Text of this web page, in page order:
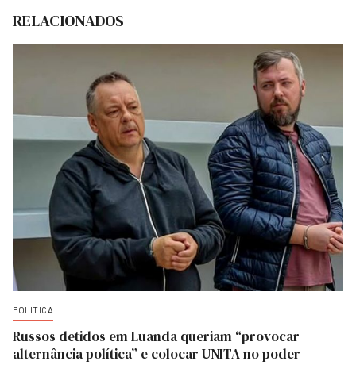
RELACIONADOS
POLITICA
Russos detidos em Luanda queriam “provocar
alternância política” e colocar UNITA no poder